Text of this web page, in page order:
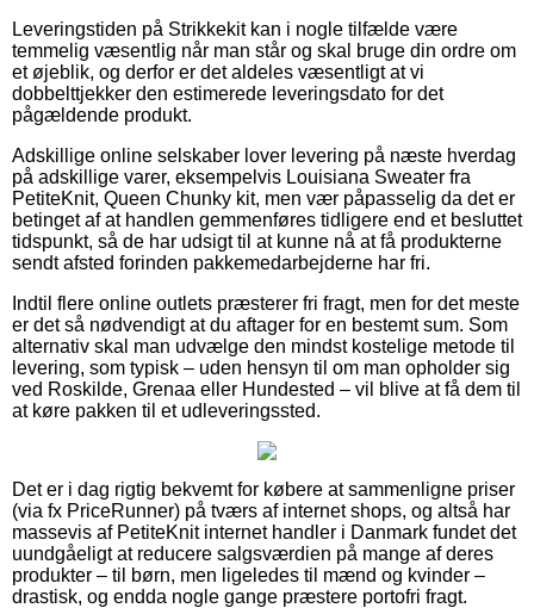
Leveringstiden på Strikkekit kan i nogle tilfælde være
temmelig væsentlig når man står og skal bruge din ordre om
et øjeblik, og derfor er det aldeles væsentligt at vi
dobbelttjekker den estimerede leveringsdato for det
pågældende produkt.
Adskillige online selskaber lover levering på næste hverdag
på adskillige varer, eksempelvis Louisiana Sweater fra
PetiteKnit, Queen Chunky kit, men vær påpasselig da det er
betinget af at handlen gemmenføres tidligere end et besluttet
tidspunkt, så de har udsigt til at kunne nå at få produkterne
sendt afsted forinden pakkemedarbejderne har fri.
Indtil flere online outlets præsterer fri fragt, men for det meste
er det så nødvendigt at du aftager for en bestemt sum. Som
alternativ skal man udvælge den mindst kostelige metode til
levering, som typisk – uden hensyn til om man opholder sig
ved Roskilde, Grenaa eller Hundested – vil blive at få dem til
at køre pakken til et udleveringssted.
Det er i dag rigtig bekvemt for købere at sammenligne priser
(via fx PriceRunner) på tværs af internet shops, og altså har
massevis af PetiteKnit internet handler i Danmark fundet det
uundgåeligt at reducere salgsværdien på mange af deres
produkter – til børn, men ligeledes til mænd og kvinder –
drastisk, og endda nogle gange præstere portofri fragt.